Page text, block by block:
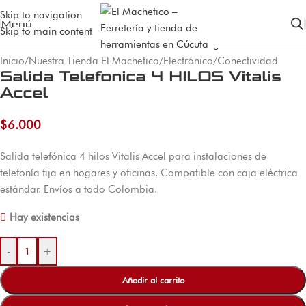
Skip to navigation
Skip to main content
Menú
Inicio/Nuestra Tienda El Machetico/Electrónico/Conectividad
Salida Telefonica 4 HILOS Vitalis
Accel
$6.000
Salida telefónica 4 hilos Vitalis Accel para instalaciones de
telefonía fija en hogares y oficinas. Compatible con caja eléctrica
estándar. Envíos a todo Colombia.
Hay existencias
- +
Añadir al carrito